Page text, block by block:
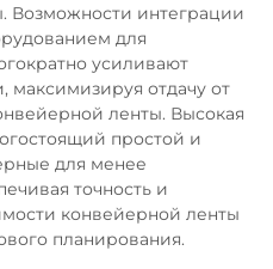
Возможности интеграции
для
усиливают
отдачу от
ленты. Высокая
простой и
для менее
точность и
конвейерной ленты
планирования.